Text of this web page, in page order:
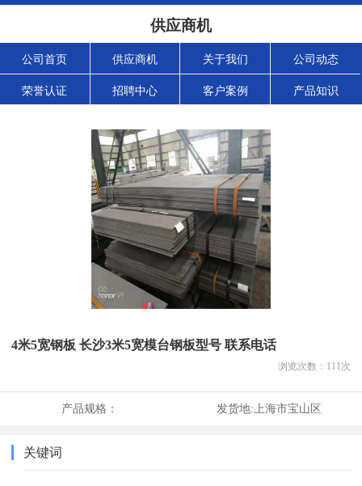
供应商机
公司首页 供应商机 关于我们 公司动态
荣誉认证 招聘中心 客户案例 产品知识
4米5宽钢板 长沙3米5宽模台钢板型号 联系电话
浏览次数： 111次
产品规格： 发货地: 上海市宝山区
关键词